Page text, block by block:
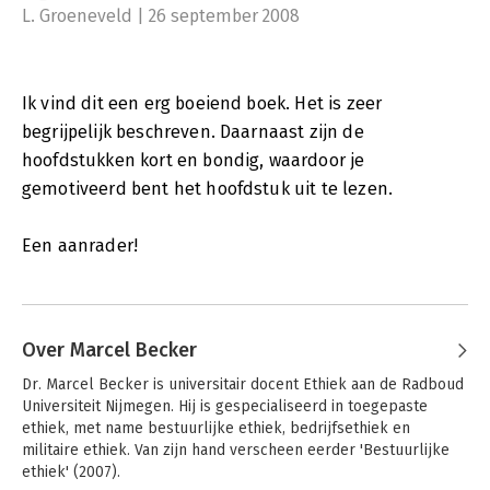
L. Groeneveld | 26 september 2008
Ik vind dit een erg boeiend boek. Het is zeer
begrijpelijk beschreven. Daarnaast zijn de
hoofdstukken kort en bondig, waardoor je
gemotiveerd bent het hoofdstuk uit te lezen.
Een aanrader!
Over Marcel Becker
Dr. Marcel Becker is universitair docent Ethiek aan de Radboud
Universiteit Nijmegen. Hij is gespecialiseerd in toegepaste
ethiek, met name bestuurlijke ethiek, bedrijfsethiek en
militaire ethiek. Van zijn hand verscheen eerder 'Bestuurlijke
ethiek' (2007).